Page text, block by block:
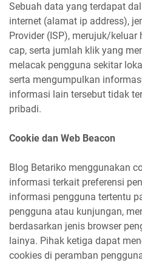
Sebuah data yang terdapat
internet (alamat ip address),
Provider (ISP), merujuk/
cap, serta jumlah klik yang
melacak pengguna sekitar
serta mengumpulkan
informasi lain tersebut tidak
pribadi.
Cookie dan Web Beacon
Blog Betariko menggunakan
informasi terkait preferensi
informasi pengguna tertentu
pengguna atau kunjungan,
berdasarkan jenis browser
lainya. Pihak ketiga dapat
cookies di peramban